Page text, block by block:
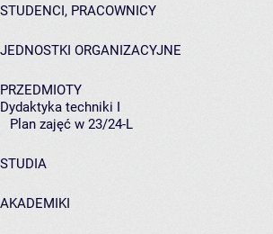
STUDENCI, PRACOWNICY
JEDNOSTKI ORGANIZACYJNE
PRZEDMIOTY
Dydaktyka techniki I
Plan zajęć w 23/24-L
STUDIA
AKADEMIKI